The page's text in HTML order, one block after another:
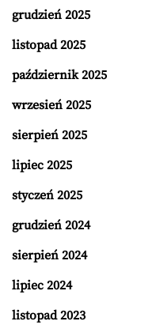
grudzień 2025
listopad 2025
październik 2025
wrzesień 2025
sierpień 2025
lipiec 2025
styczeń 2025
grudzień 2024
sierpień 2024
lipiec 2024
listopad 2023